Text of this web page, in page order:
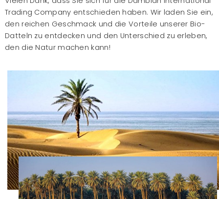
Trading Company entschieden haben. Wir laden Sie ein,
den reichen Geschmack und die Vorteile unserer Bio-
Datteln zu entdecken und den Unterschied zu erleben,
den die Natur machen kann!